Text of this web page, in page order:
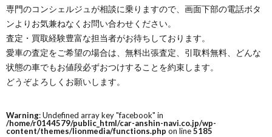
専門のコンシェルジュが相談に乗りますので、画面下部の電話ボタ
ンよりお気兼ねなくお問い合わせください。
査定・買取経験豊富な担当者がお待ちしております。
愛車の査定をご希望の場合は、無料出張査定、引取料無料、どんな
状態の車でもお値段必ずおつけすることを約束します。
どうぞよろしくお願いします。
Warning: Undefined array key "facebook" in
/home/r0144579/public_html/car-anshin-navi.co.jp/wp-
content/themes/lionmedia/functions.php on line5185